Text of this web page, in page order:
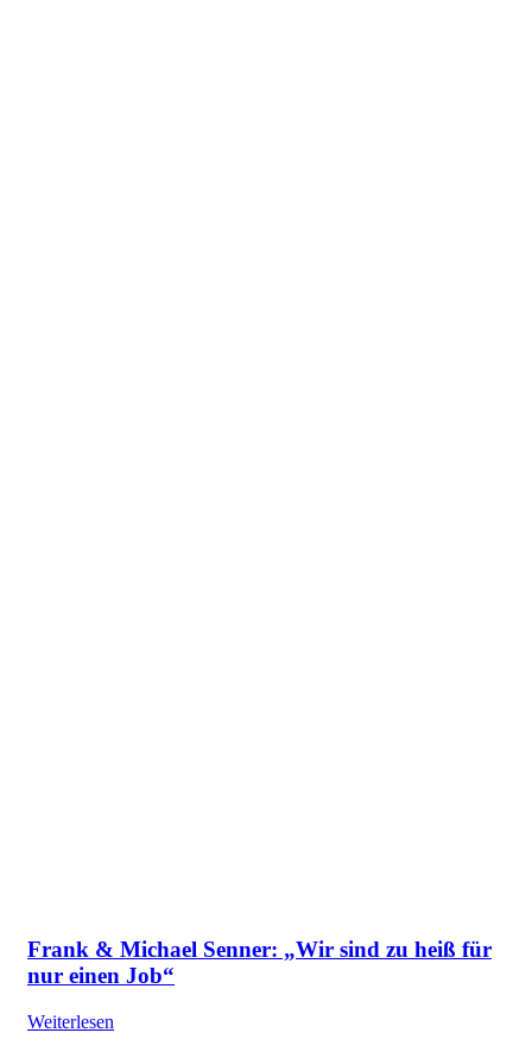
Frank & Michael Senner: „Wir sind zu heiß für
nur einen Job“
Weiterlesen